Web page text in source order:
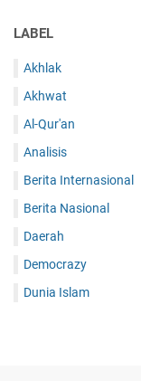
LABEL
Akhlak
Akhwat
Al-Qur'an
Analisis
Berita Internasional
Berita Nasional
Daerah
Democrazy
Dunia Islam